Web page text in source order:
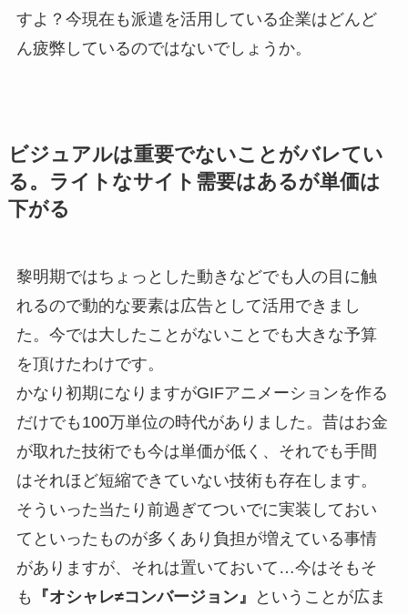
すよ？今現在も派遣を活用している企業はどんど
ん疲弊しているのではないでしょうか。
ビジュアルは重要でないことがバレてい
る。ライトなサイト需要はあるが単価は
下がる
黎明期ではちょっとした動きなどでも人の目に触
れるので動的な要素は広告として活用できまし
た。今では大したことがないことでも大きな予算
を頂けたわけです。
かなり初期になりますがGIFアニメーションを作る
だけでも100万単位の時代がありました。昔はお金
が取れた技術でも今は単価が低く、それでも手間
はそれほど短縮できていない技術も存在します。
そういった当たり前過ぎてついでに実装しておい
てといったものが多くあり負担が増えている事情
がありますが、それは置いておいて…今はそもそ
も
『オシャレ≠コンバージョン』
ということが広ま